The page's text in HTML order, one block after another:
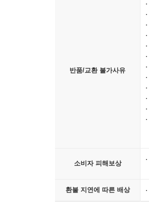
반품/교환 불가사유
소비자 피해보상
환불 지연에 따른 배상